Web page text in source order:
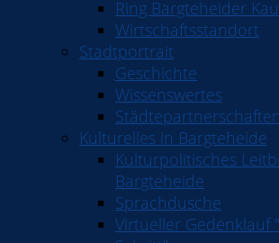
Ring Bargteheider
Wirtschaftsstandort
Stadtportrait
Geschichte
Wissenswertes
Städtepartnerschaften
Kulturelles in Bargteheide
Kulturpolitisches
Bargteheide
Sprachdusche
Virtueller Gedenklauf